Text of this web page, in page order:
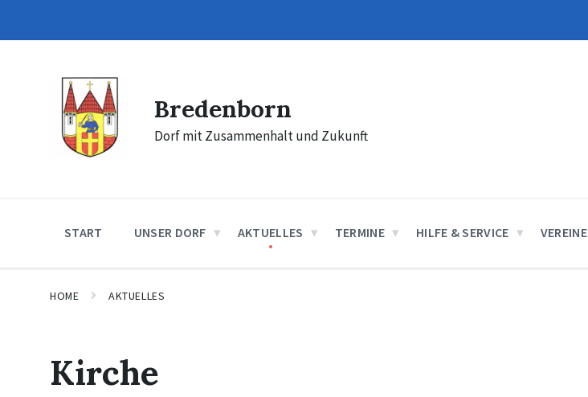
content
main
footer
Bredenborn
Dorf mit Zusammenhalt und Zukunft
START UNSER DORF AKTUELLES TERMINE HILFE & SERVICE VEREINE
HOME AKTUELLES
Kirche